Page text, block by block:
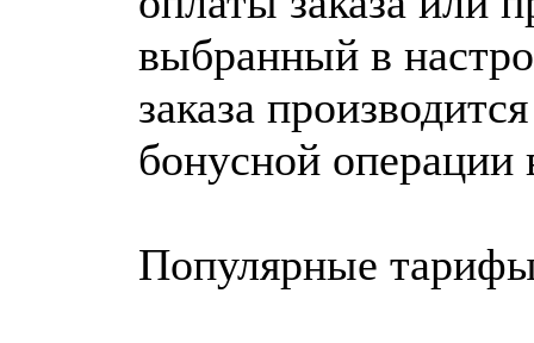
выбранный в
заказа
бонусной операции
Популярные